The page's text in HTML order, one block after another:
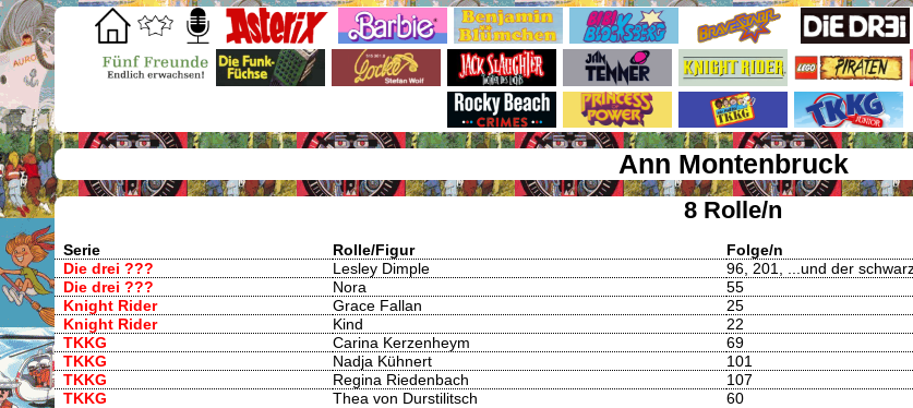
Ann Montenbruck
8 Rolle/n
Serie Rolle/Figur Folge/n
Die drei ???
Lesley Dimple 96, 201, ...und der
Die drei ???
Nora 55
Knight Rider
Grace Fallan 25
Knight Rider
Kind 22
TKKG
Carina Kerzenheym 69
TKKG
Nadja Kühnert 101
TKKG
Regina Riedenbach 107
TKKG
Thea von Durstilitsch 60